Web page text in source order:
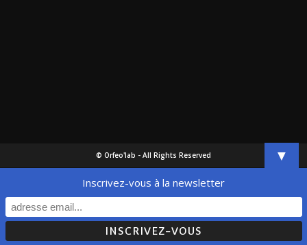
© Orfeo'lab - All Rights Reserved ▼
Inscrivez-vous à la newsletter